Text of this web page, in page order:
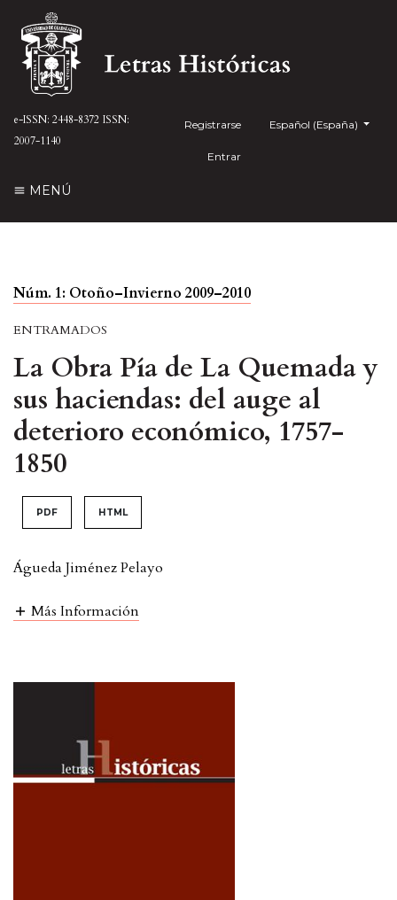
e-ISSN: 2448-8372 ISSN:
2007-1140
Registrarse
Entrar
Español (España)
MENÚ
Núm. 1: Otoño–Invierno 2009–2010
ENTRAMADOS
La Obra Pía de La Quemada y
sus haciendas: del auge al
deterioro económico, 1757-
1850
PDF HTML
Águeda Jiménez Pelayo
Más Información